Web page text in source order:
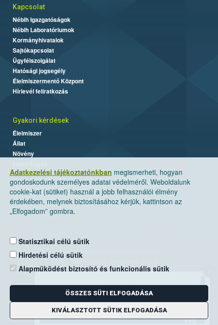
Adatkezelési tájékoztatónkban megismerheti, hogyan
gondoskodunk személyes adatai védelméről. Weboldalunk
cookie-kat (sütiket) használ a jobb felhasználói élmény
érdekében, melynek biztosításához kérjük, kattintson az
„Elfogadom” gombra.
Statisztikai célú sütik
Hirdetési célú sütik
Alapműködést biztosító és funkcionális sütik
ÖSSZES SÜTI ELFOGADÁSA
KIVÁLASZTOTT SÜTIK ELFOGADÁSA
Kapcsolat
Nébih Igazgatóságok
Nébih Laboratóriumok
Kormányhivatalok
Sajtókapcsolat
Ügyfélszolgálat
Hatósági jogsegély
Élelmiszermentő Központ
Hírlevél feliratkozás
Gyakori kérdések
Élelmiszer
Állat
Növény
Nemzeti Élelmiszerlánc-biztonsági Hivatal
Levelezési cím: 1525 Budapest. Pf. 30.
E-mail:ugyfelszolgalat@nebih.gov.hu
Zöld szám: 06-80/263-244
Telefon: 06-1/ 336-9000